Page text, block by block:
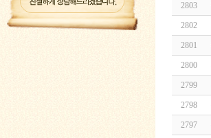
2803
2802
2801
2800
2799
2798
2797